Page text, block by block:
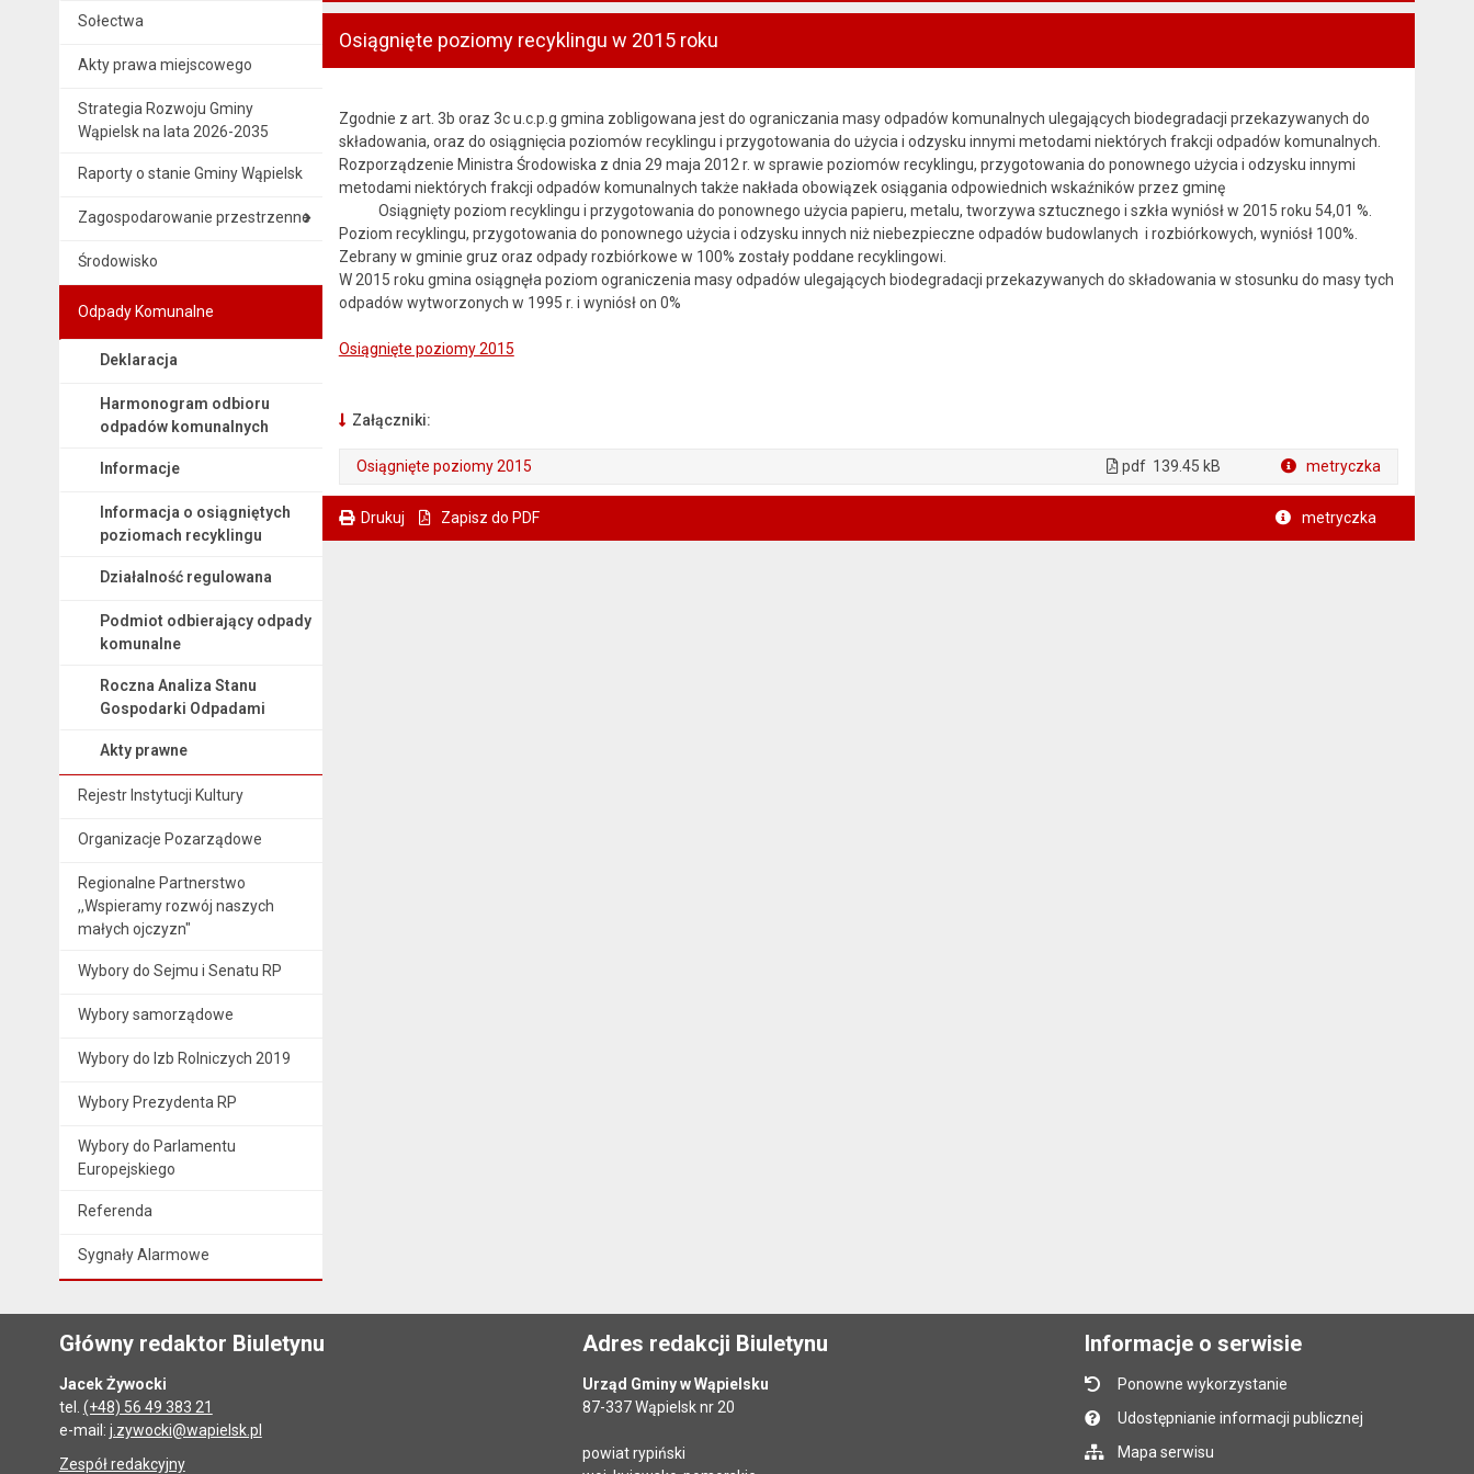
Sołectwa
Akty prawa miejscowego
Strategia Rozwoju Gminy
Wąpielsk na lata 2026-2035
Raporty o stanie Gminy Wąpielsk
Zagospodarowanie przestrzenne
Środowisko
Odpady Komunalne
Deklaracja
Harmonogram odbioru
odpadów komunalnych
Informacje
Informacja o osiągniętych
poziomach recyklingu
Działalność regulowana
Podmiot odbierający odpady
komunalne
Roczna Analiza Stanu
Gospodarki Odpadami
Akty prawne
Rejestr Instytucji Kultury
Organizacje Pozarządowe
Regionalne Partnerstwo
,,Wspieramy rozwój naszych
małych ojczyzn"
Wybory do Sejmu i Senatu RP
Wybory samorządowe
Wybory do Izb Rolniczych 2019
Wybory Prezydenta RP
Wybory do Parlamentu
Europejskiego
Referenda
Sygnały Alarmowe
Osiągnięte poziomy recyklingu w 2015 roku
Zgodnie z art. 3b oraz 3c u.c.p.g gmina zobligowana jest do ograniczania masy odpadów komunalnych ulegających biodegradacji przekazywanych do
składowania, oraz do osiągnięcia poziomów recyklingu i przygotowania do użycia i odzysku innymi metodami niektórych frakcji odpadów komunalnych.
Rozporządzenie Ministra Środowiska z dnia 29 maja 2012 r. w sprawie poziomów recyklingu, przygotowania do ponownego użycia i odzysku innymi
metodami niektórych frakcji odpadów komunalnych także nakłada obowiązek osiągania odpowiednich wskaźników przez gminę
Osiągnięty poziom recyklingu i przygotowania do ponownego użycia papieru, metalu, tworzywa sztucznego i szkła wyniósł w 2015 roku 54,01 %.
Poziom recyklingu, przygotowania do ponownego użycia i odzysku innych niż niebezpieczne odpadów budowlanych i rozbiórkowych, wyniósł 100%.
Zebrany w gminie gruz oraz odpady rozbiórkowe w 100% zostały poddane recyklingowi.
W 2015 roku gmina osiągnęła poziom ograniczenia masy odpadów ulegających biodegradacji przekazywanych do składowania w stosunku do masy tych
odpadów wytworzonych w 1995 r. i wyniósł on 0%
Osiągnięte poziomy 2015
Załączniki:
Osiągnięte poziomy 2015 pdf 139.45 kB metryczka
Drukuj Zapisz do PDF metryczka
Główny redaktor Biuletynu
Jacek Żywocki
tel. (+48) 56 49 383 21
e-mail: j.zywocki@wapielsk.pl
Zespół redakcyjny
Adres redakcji Biuletynu
Urząd Gminy w Wąpielsku
87-337 Wąpielsk nr 20
powiat rypiński
Informacje o serwisie
Ponowne wykorzystanie
Udostępnianie informacji publicznej
Mapa serwisu